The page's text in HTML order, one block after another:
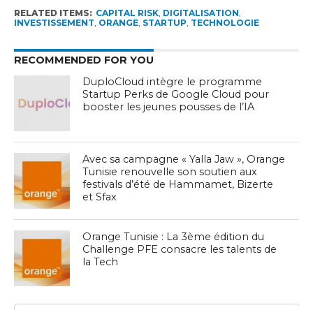
RELATED ITEMS: CAPITAL RISK, DIGITALISATION,
INVESTISSEMENT, ORANGE, STARTUP, TECHNOLOGIE
RECOMMENDED FOR YOU
DuploCloud intègre le programme
Startup Perks de Google Cloud pour
booster les jeunes pousses de l’IA
Avec sa campagne « Yalla Jaw », Orange
Tunisie renouvelle son soutien aux
festivals d’été de Hammamet, Bizerte
et Sfax
Orange Tunisie : La 3ème édition du
Challenge PFE consacre les talents de
la Tech